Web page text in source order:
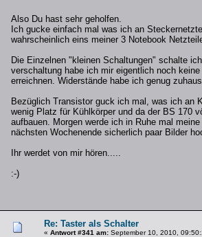
Also Du hast sehr geholfen.
Ich gucke einfach mal was ich an
wahrscheinlich eins meiner 3 Notebook
Die Einzelnen "kleinen Schaltungen" schalte
verschaltung habe ich mir eigentlich noch
erreichnen. Widerstände habe ich genug
Bezüglich Transistor guck ich mal, was ich an
wenig Platz für Kühlkörper und da der BS 170
aufbauen. Morgen werde ich in Ruhe mal
nächsten Wochenende sicherlich paar Bilder
Ihr werdet von mir hören.....
:-)
Re: Taster als Schalter
« Antwort #341 am: September 10, 2010,